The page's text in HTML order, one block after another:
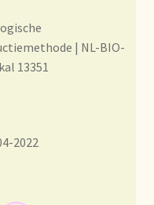
| NL-BIO-
13351
2022